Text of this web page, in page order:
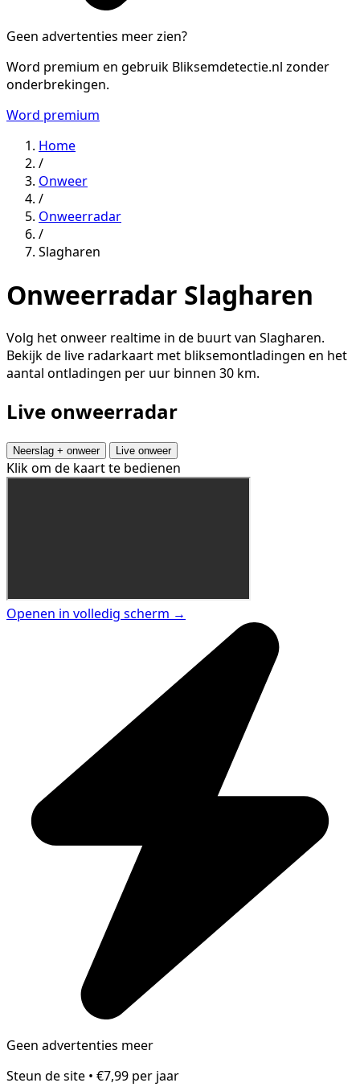
Geen advertenties meer zien?
Word premium en gebruik Bliksemdetectie.nl zonder
onderbrekingen.
Word premium
Home
/
Onweer
/
Onweerradar
/
Slagharen
Onweerradar Slagharen
Volg het onweer realtime in de buurt van Slagharen.
Bekijk de live radarkaart met bliksemontladingen en het
aantal ontladingen per uur binnen 30 km.
Live onweerradar
Neerslag + onweer Live onweer
Klik om de kaart te bedienen
Openen in volledig scherm →
Geen advertenties meer
Steun de site • €7,99 per jaar